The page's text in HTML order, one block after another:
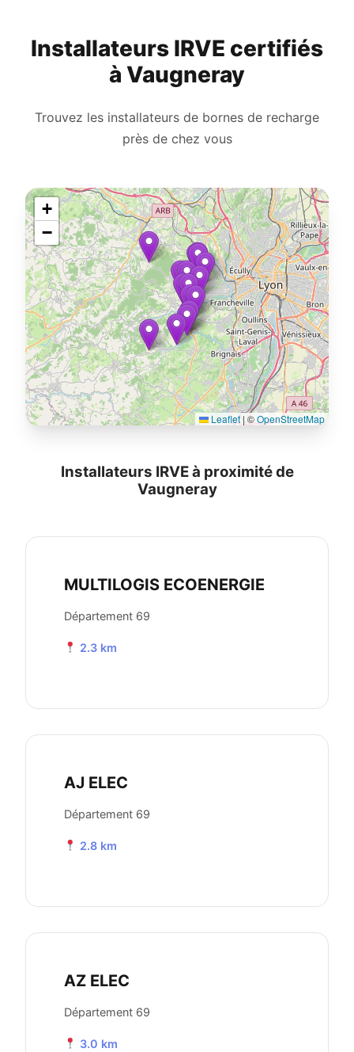
Installateurs IRVE certifiés
à Vaugneray
Trouvez les installateurs de bornes de recharge
près de chez vous
+
−
Leaflet |©OpenStreetMap
Installateurs IRVE à proximité de
Vaugneray
MULTILOGIS ECOENERGIE
Département 69
2.3 km
AJ ELEC
Département 69
2.8 km
AZ ELEC
Département 69
3.0 km